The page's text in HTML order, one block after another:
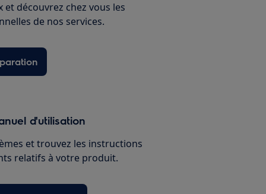
et découvrez chez vous les
de nos services.
d'utilisation
et trouvez les instructions
relatifs à votre produit.